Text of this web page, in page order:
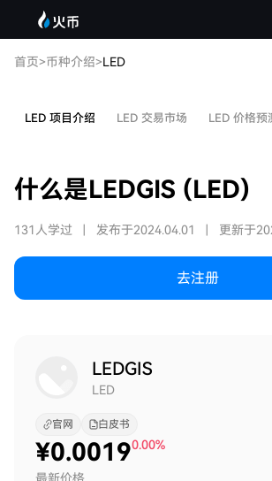
首页>币种介绍>LED
LED 项目介绍 LED 交易市场 LED 价格预
什么是LEDGIS (LED)
131人学过 发布于2024.04.01 更新于
去注册
LEDGIS
LED
官网 白皮书
¥0.00190.00%